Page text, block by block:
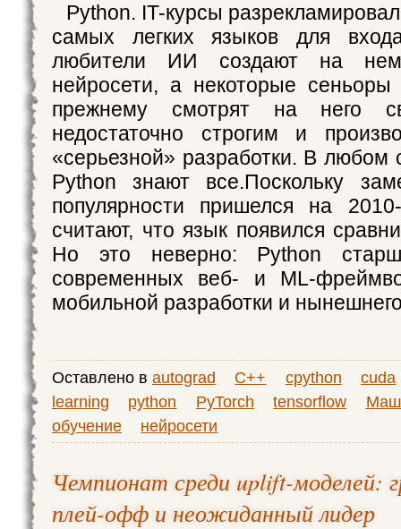
Python. IT-курсы
самых легких языков для
любители ИИ создают на
нейросети, а некоторые
прежнему смотрят на него
недостаточно строгим и
«серьезной» разработки. В любом
Python знают все.Поскольку
популярности пришелся на
считают, что язык появился
Но это неверно: Python
современных веб- и ML-
мобильной разработки и
Оставлено в autograd C++ cpython
cuda
learning
python PyTorch tensorflow
обучение
нейросети
Чемпионат среди uplift-моделей:
плей-офф и неожиданный лидер